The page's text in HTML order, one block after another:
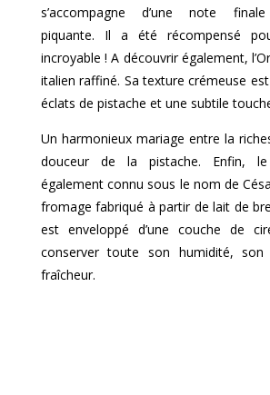
s’accompagne d’une note
piquante. Il a été récompensé
incroyable ! A découvrir également,
italien raffiné. Sa texture crémeuse
éclats de pistache et une subtile
Un harmonieux mariage entre la
douceur de la pistache. Enfin,
également connu sous le nom de
fromage fabriqué à partir de lait de
est enveloppé d’une couche de
conserver toute son humidité,
fraîcheur.